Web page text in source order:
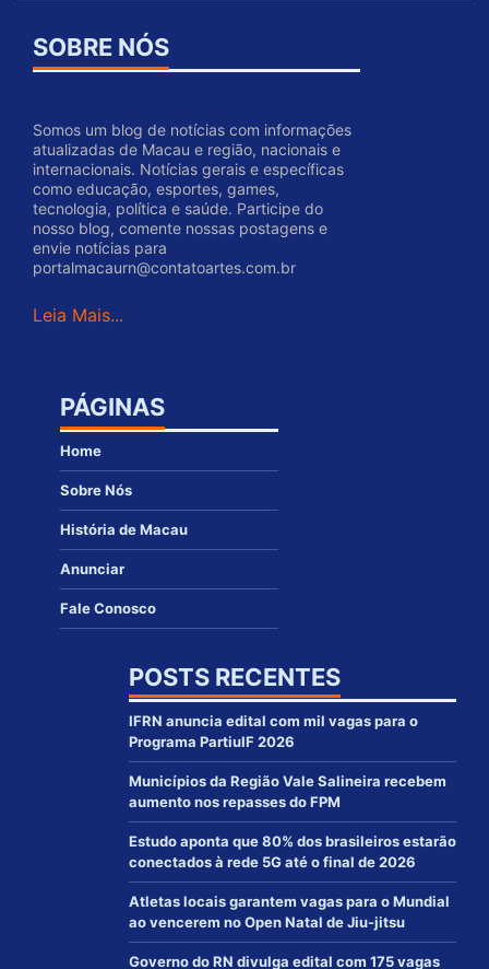
SOBRE NÓS
Somos um blog de notícias com informações
atualizadas de Macau e região, nacionais e
internacionais. Notícias gerais e específicas
como educação, esportes, games,
tecnologia, política e saúde. Participe do
nosso blog, comente nossas postagens e
envie notícias para
portalmacaurn@contatoartes.com.br
Leia Mais...
PÁGINAS
Home
Sobre Nós
História de Macau
Anunciar
Fale Conosco
POSTS RECENTES
IFRN anuncia edital com mil vagas para o
Programa PartiuIF 2026
Municípios da Região Vale Salineira recebem
aumento nos repasses do FPM
Estudo aponta que 80% dos brasileiros estarão
conectados à rede 5G até o final de 2026
Atletas locais garantem vagas para o Mundial
ao vencerem no Open Natal de Jiu-jitsu
Governo do RN divulga edital com 175 vagas